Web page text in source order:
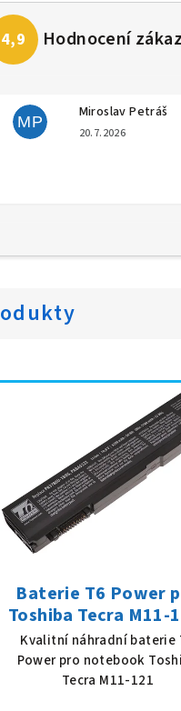
MP
Miroslav Petráš
20.7.2026
Baterie T6 Power
Toshiba Tecra M11-
Li-Ion, 10,8 V, 5200
(56 Wh), černá
Kvalitní náhradní baterie
Power pro notebook
Tecra M11-121